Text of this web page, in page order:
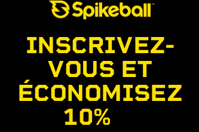
INSCRIVEZ-
VOUS ET
ÉCONOMISEZ
10%